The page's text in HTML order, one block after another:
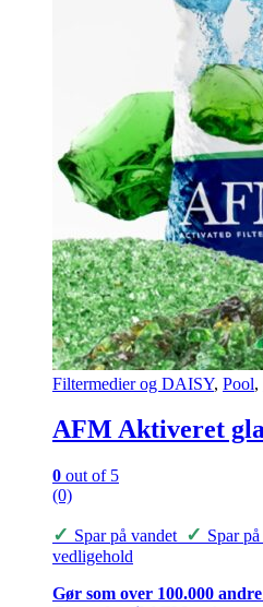
Filtermedier og DAISY, Pool,
AFM Aktiveret
0 out of 5
(0)
✓ Spar på vandet ✓ Spar
vedligehold
Gør som over 100.000